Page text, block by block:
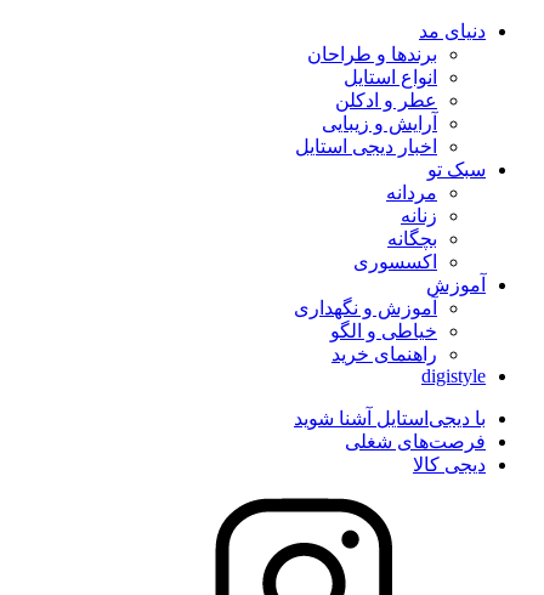
دنیای مد
برندها و طراحان
انواع استایل
عطر و ادکلن
آرایش و زیبایی
اخبار دیجی استایل
سبک تو
مردانه
زنانه
بچگانه
اکسسوری
آموزش
آموزش و نگهداری
خیاطی و الگو
راهنمای خرید
digistyle
با دیجی‌استایل آشنا شوید
فرصت‌های شغلی
دیجی کالا